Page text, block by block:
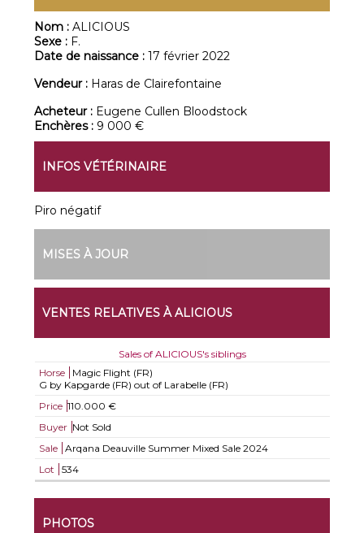
Nom :ALICIOUS
Sexe : F.
Date de naissance :17 février 2022
Vendeur : Haras de Clairefontaine
Acheteur : Eugene Cullen Bloodstock
Enchères : 9 000 €
INFOS VÉTÉRINAIRE
Piro négatif
MISES À JOUR
VENTES RELATIVES À ALICIOUS
Sales of ALICIOUS's siblings
Horse
Magic Flight (FR)
G by Kapgarde (FR) out of Larabelle (FR)
Price 110.000 €
Buyer Not Sold
Sale
Arqana Deauville Summer Mixed Sale 2024
Lot
534
PHOTOS